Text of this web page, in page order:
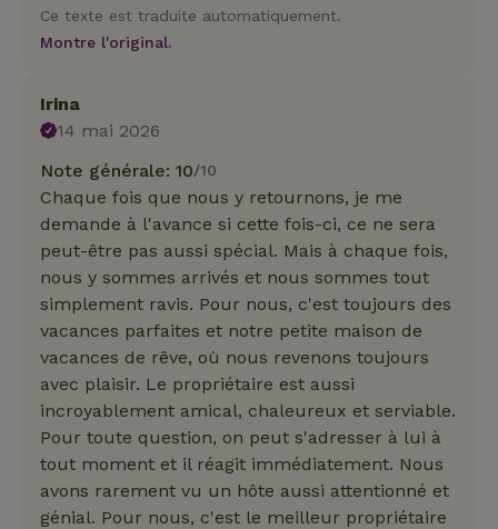
Ce texte est traduite automatiquement.
Montre l'original.
Irina
14 mai 2026
Note générale: 10/10
Chaque fois que nous y retournons, je me
demande à l'avance si cette fois-ci, ce ne sera
peut-être pas aussi spécial. Mais à chaque fois,
nous y sommes arrivés et nous sommes tout
simplement ravis. Pour nous, c'est toujours des
vacances parfaites et notre petite maison de
vacances de rêve, où nous revenons toujours
avec plaisir. Le propriétaire est aussi
incroyablement amical, chaleureux et serviable.
Pour toute question, on peut s'adresser à lui à
tout moment et il réagit immédiatement. Nous
avons rarement vu un hôte aussi attentionné et
génial. Pour nous, c'est le meilleur propriétaire